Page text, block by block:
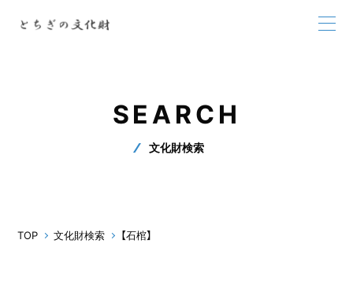
SEARCH
文化財検索
TOP 文化財検索 【石棺】